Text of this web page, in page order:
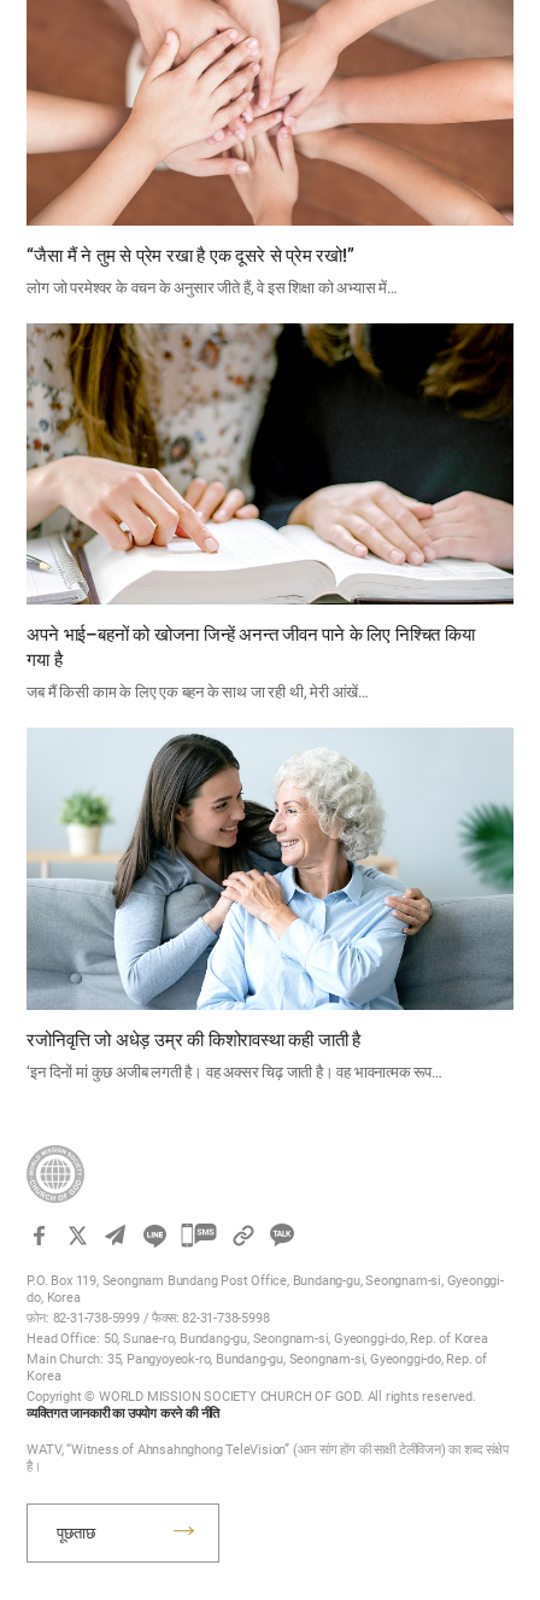
“जैसा मैं ने तुम से प्रेम रखा है एक दूसरे से प्रेम रखो!”
लोग जो परमेश्वर के वचन के अनुसार जीते हैं, वे इस शिक्षा को अभ्यास में…
अपने भाई–बहनों को खोजना जिन्हें अनन्त जीवन पाने के लिए निश्चित किया
गया है
जब मैं किसी काम के लिए एक बहन के साथ जा रही थी, मेरी आंखें…
रजोनिवृत्ति जो अधेड़ उम्र की किशोरावस्था कही जाती है
‘इन दिनों मां कुछ अजीब लगती है। वह अक्सर चिढ़ जाती है। वह भावनात्मक रूप…
카
오
톡
공
하
기
P.O. Box 119, Seongnam Bundang Post Office, Bundang-gu, Seongnam-si, Gyeonggi-
do, Korea
फ़ोन: 82-31-738-5999 / फैक्स: 82-31-738-5998
Head Office: 50, Sunae-ro, Bundang-gu, Seongnam-si, Gyeonggi-do, Rep. of Korea
Main Church: 35, Pangyoyeok-ro, Bundang-gu, Seongnam-si, Gyeonggi-do, Rep. of
Korea
Copyright © WORLD MISSION SOCIETY CHURCH OF GOD. All rights reserved.
व्यक्तिगत जानकारी का उपयोग करने की नीति
WATV, “Witness of Ahnsahnghong TeleVision” (आन सांग होंग की साक्षी टेलीविजन) का शब्द संक्षेप
है।
पूछताछ